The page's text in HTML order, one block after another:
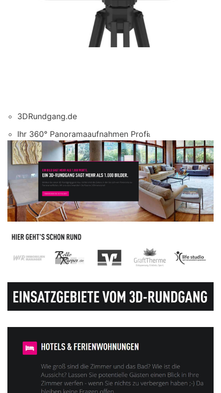
3DRundgang.de
Ihr 360° Panoramaaufnahmen Profi.